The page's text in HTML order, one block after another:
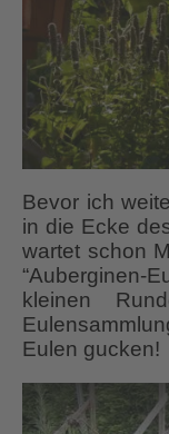
Bevor ich
in die Ecke
wartet schon
“Auberginen-
kleinen
Eulen gucken!